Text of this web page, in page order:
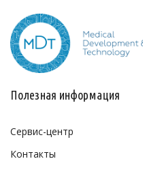
Полезная информация
Сервис-центр
Контакты